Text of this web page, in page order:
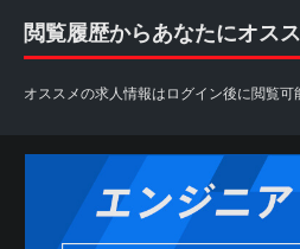
閲覧履歴からあなたにオス
オススメの求人情報はログイン後に閲覧可